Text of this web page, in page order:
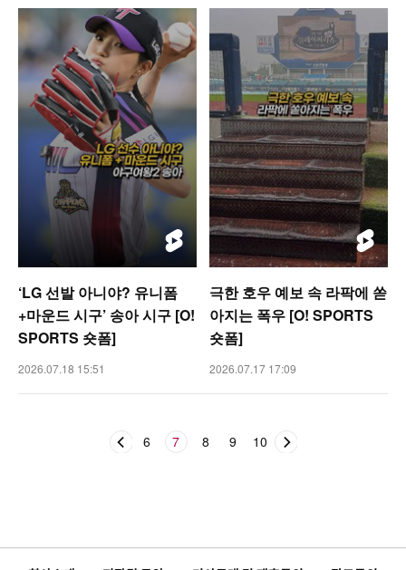
‘LG 선발 아니야? 유니폼
+마운드 시구’ 송아 시구 [O!
SPORTS 숏폼]
2026.07.18 15:51
극한 호우 예보 속 라팍에 쏟
아지는 폭우 [O! SPORTS
숏폼]
2026.07.17 17:09
6 7 8 9 10